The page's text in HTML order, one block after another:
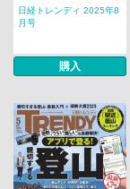
日経トレンディ 2025年8
月号
購入